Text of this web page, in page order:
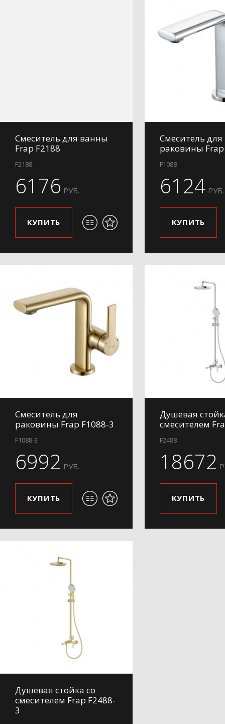
Смеситель для ванны
Frap F2188
F2188
6176 РУБ.
КУПИТЬ
Смеситель для
раковины Frap
F1088
6124 РУБ.
КУПИТЬ
Смеситель для
раковины Frap F1088-3
F1088-3
6992 РУБ.
КУПИТЬ
Душевая
смесителем
F2488
18672
КУПИТЬ
Душевая стойка со
смесителем Frap F2488-
3